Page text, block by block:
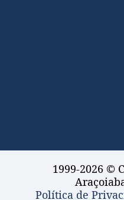
1999-2026 ©
Política de